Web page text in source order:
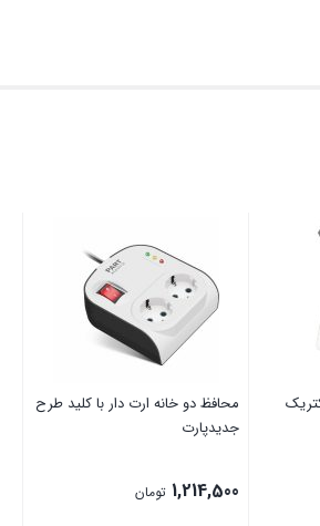
محافظ دو خانه ارت دار با کلید طرح
جدیدپارت
1,214,500 تومان